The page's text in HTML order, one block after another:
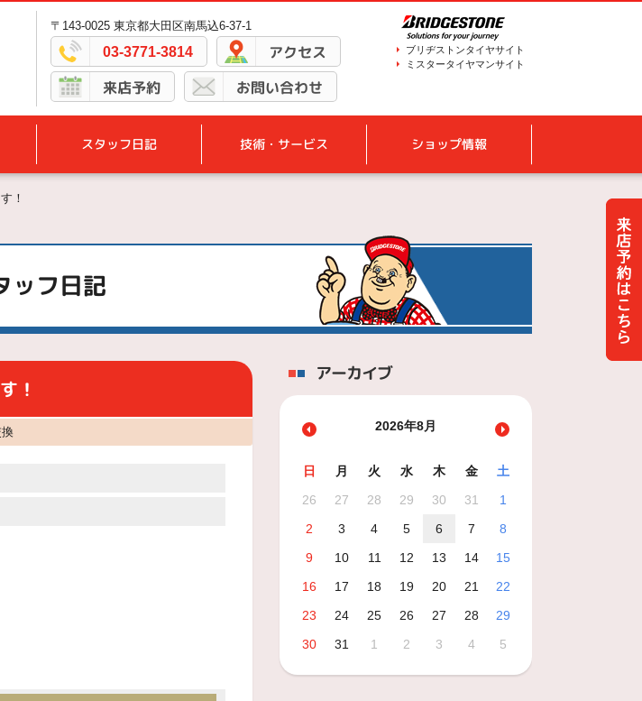
〒143-0025 東京都大田区南馬込6-37-1
03-3771-3814 アクセス
来店予約 お問い合わせ
ブリヂストンタイヤサイト
ミスタータイヤマンサイト
スタッフ日記 技術・サービス ショップ情報
！
ッフ日記
！
アーカイブ
2026年8月
日 月 火 水 木 金
土
26
27 28 29 30 31
1
2
3 4 5 6 7
8
9
10 11 12 13 14
15
16
17 18 19 20 21
22
23
24 25 26 27 28
29
30
31 1 2 3 4 5